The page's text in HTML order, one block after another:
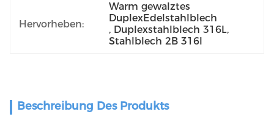
Hervorheben:
Warm gewalztes
DuplexEdelstahlblech
, Duplexstahlblech 316L,
Stahlblech 2B 316l
Beschreibung Des Produkts